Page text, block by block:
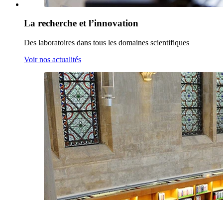
La recherche et l’innovation
Des laboratoires dans tous les domaines scientifiques
Voir nos actualités